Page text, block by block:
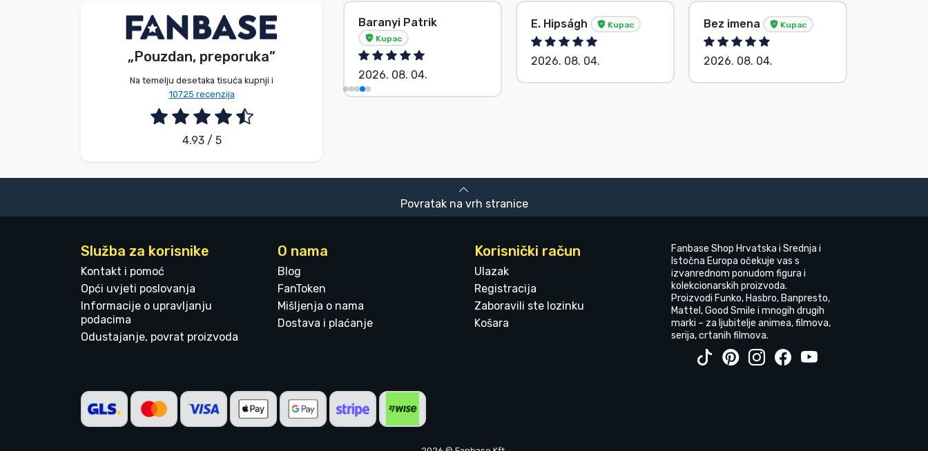
„Pouzdan, preporuka”
Na temelju desetaka tisuća kupnji i
10725 recenzija
4.93 / 5
Bez imena Kupac
2026. 08. 04.
Baranyi Patrik
Kupac
2026. 08. 04.
E. Hipságh Kupac
2026. 08. 04.
Bez imena Kupac
2026. 08. 04.
Povratak na vrh stranice
Služba za korisnike
Kontakt i pomoć
Opći uvjeti poslovanja
Informacije o upravljanju
podacima
Odustajanje, povrat proizvoda
O nama
Blog
FanToken
Mišljenja o nama
Dostava i plaćanje
Korisnički račun
Ulazak
Registracija
Zaboravili ste lozinku
Košara
Fanbase Shop Hrvatska i Srednja i
Istočna Europa očekuje vas s
izvanrednom ponudom figura i
kolekcionarskih proizvoda.
Proizvodi Funko, Hasbro, Banpresto,
Mattel, Good Smile i mnogih drugih
marki – za ljubitelje animea, filmova,
serija, crtanih filmova.